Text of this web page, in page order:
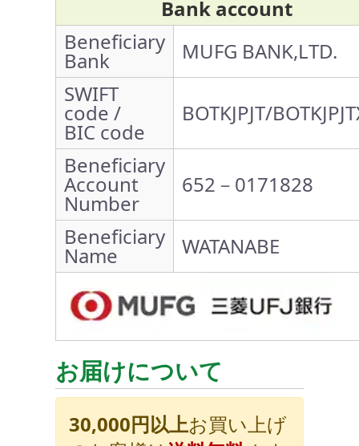
Bank account
Beneficiary
Bank
MUFG BANK,LTD.
SWIFT
code /
BIC code
BOTKJPJT/
Beneficiary
Account
Number
652－0171828
Beneficiary
Name WATANABE
お届けについて
30,000円以上お買い上げ